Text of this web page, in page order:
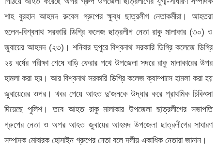
শাহ বুরহান আহমদ রুবেল গ্রুপের ক্ষুব্ধ ছাত্রলীগ নেতাকর্মীরা। আহতরা
হলেন-বিশ্বনাথ সরকারি ডিগ্রি কলেজ ছাত্রলীগ নেতা রাকু মালাকার (৩০) ও
জুবায়ের আহমদ (২৩)। শনিবার দুপুরে বিশ্বনাথ সরকারি ডিগ্রি কলেজে ডিগ্রি
২য় বর্ষের পরীক্ষা শেষে বাড়ি ফেরার পথে উপজেলা সদরে রাকু মালাকারের উপর
হামলা করা হয়। আর বিশ্বনাথ সরকারি ডিগ্রি কলেজ ক্যাম্পাসে হামলা করা হয়
জুবায়েরের ওপর। খবর পেয়ে আহত দু’জনকে উদ্ধার করে প্রাথমিক চিকিৎসা
দিয়েছে পুলিশ। তবে আহত রাকু মালাকার উপজেলা ছাত্রলীগের সভাপতি
গ্রুপের নেতা ও অপর আহত জুবায়ের আহমদ উপজেলা ছাত্রলীগের সাধারণ
সম্পাদক মোবারক হোসাইন গ্রুপের নেতা বলে দলীয় একাধিক নেতারা জানান।